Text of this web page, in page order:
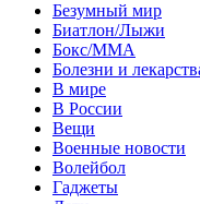
Безумный мир
Биатлон/Лыжи
Бокс/MMA
Болезни и
В мире
В России
Вещи
Военные новости
Волейбол
Гаджеты